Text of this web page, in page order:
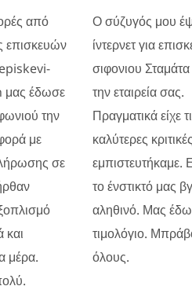
από
επισκευών
episkevi-
έδωσε
την
με
σε
και
μέρα.
Ο σύζυγός μου
ίντερνετ για
σιφονιου
την εταιρεία σας.
Πραγματικά είχε
καλύτερες
εμπιστευτήκαμε.
το ένστικτό μας
αληθινό. Μας
τιμολόγιο.
όλους.